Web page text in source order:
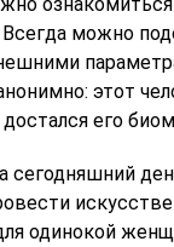
можно
этот
его
сегодняшний
одинокой